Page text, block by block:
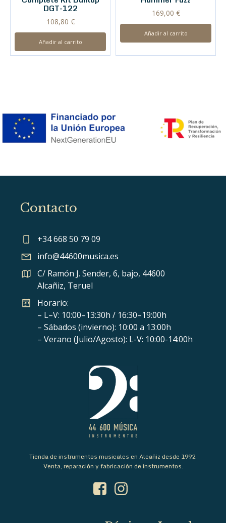
DGT-122
108,80 €
Añadir al carrito
169,00 €
Añadir al carrito
Contacto
+34 668 50 79 09
info@44600musica.es
C/ Ramón J. Sender, 6, bajo, 44600
Alcañiz, Teruel
Horario:
– L–V: 10:00–13:30h / 16:30–19:00h
– Sábados (invierno): 10:00 a 13:00h
– Verano (Julio/Agosto): L-V: 10:00-14:00h
Tienda de instrumentos musicales en Alcañiz desde 1992.
Venta, reparación y fabricación de instrumentos.